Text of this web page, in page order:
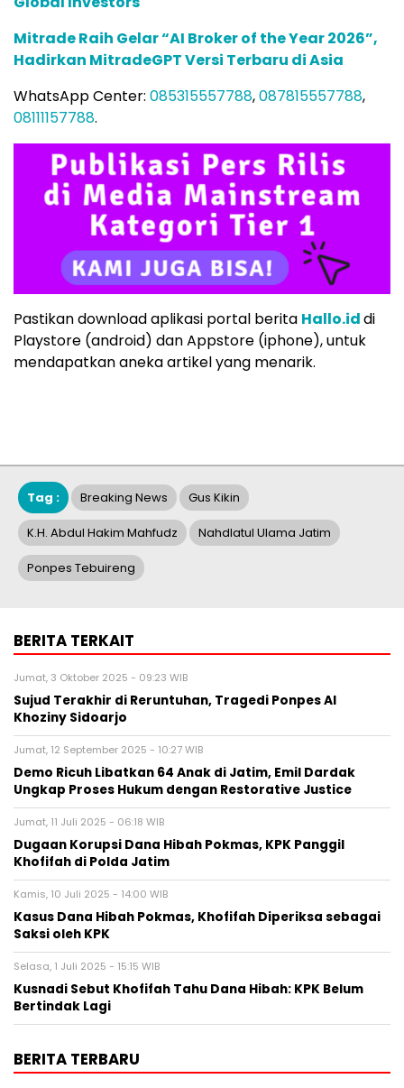
Mitrade Raih Gelar “AI Broker of the Year 2026”,
Hadirkan MitradeGPT Versi Terbaru di Asia
WhatsApp Center: 085315557788,087815557788,
08111157788.
Pastikan download aplikasi portal berita Hallo.iddi
Playstore (android) dan Appstore (iphone), untuk
mendapatkan aneka artikel yang menarik.
Tag : Breaking News Gus Kikin
K.H. Abdul Hakim Mahfudz Nahdlatul Ulama Jatim
Ponpes Tebuireng
BERITA TERKAIT
Jumat, 3 Oktober 2025 - 09:23 WIB
Sujud Terakhir di Reruntuhan, Tragedi Ponpes Al
Khoziny Sidoarjo
Jumat, 12 September 2025 - 10:27 WIB
Demo Ricuh Libatkan 64 Anak di Jatim, Emil Dardak
Ungkap Proses Hukum dengan Restorative Justice
Jumat, 11 Juli 2025 - 06:18 WIB
Dugaan Korupsi Dana Hibah Pokmas, KPK Panggil
Khofifah di Polda Jatim
Kamis, 10 Juli 2025 - 14:00 WIB
Kasus Dana Hibah Pokmas, Khofifah Diperiksa sebagai
Saksi oleh KPK
Selasa, 1 Juli 2025 - 15:15 WIB
Kusnadi Sebut Khofifah Tahu Dana Hibah: KPK Belum
Bertindak Lagi
BERITA TERBARU